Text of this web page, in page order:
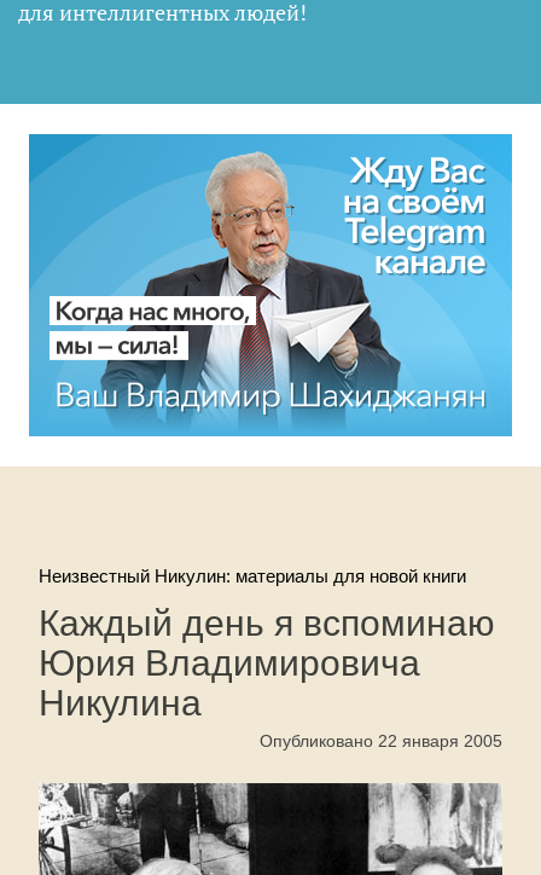
для интеллигентных людей!
Неизвестный Никулин: материалы для новой книги
Каждый день я вспоминаю
Юрия Владимировича
Никулина
Опубликовано 22 января 2005